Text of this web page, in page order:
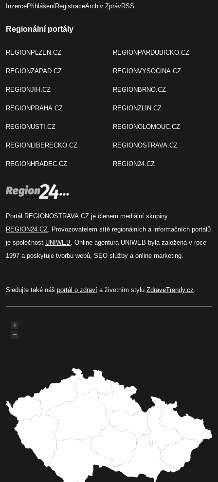
InzercePřihlášeníRegistraceArchiv ZprávRSS
Regionální portály
REGIONPLZEN.CZ
REGIONZAPAD.CZ
REGIONJIH.CZ
REGIONPRAHA.CZ
REGIONUSTI.CZ
REGIONLIBERECKO.CZ
REGIONHRADEC.CZ
REGIONPARDUBICKO.CZ
REGIONVYSOCINA.CZ
REGIONBRNO.CZ
REGIONZLIN.CZ
REGIONOLOMOUC.CZ
REGIONOSTRAVA.CZ
REGION24.CZ
Portál REGIONOSTRAVA.CZ je členem mediální skupiny
REGION24.CZ . Provozovatelem sítě regionálních a informačních portálů
je společnost UNIWEB . Online agentura UNIWEB byla založená v roce
1997 a poskytuje tvorbu webů, SEO služby a online marketing.
Sledujte také náš portál o zdraví a životním stylu ZdraveTrendy.cz
+
−